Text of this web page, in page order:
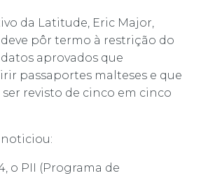
da Latitude, Eric Major,
pôr termo à restrição do
aprovados que
passaportes malteses e que
revisto de cinco em cinco
noticiou:
o PII (Programa de